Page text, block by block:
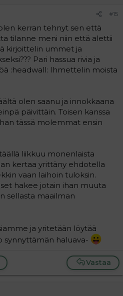
#15
kerran tehnyt sen että
tilanne meni niin että alettii
kirjoittelin ummet ja
Pari hassua rivia ja
:headwall: Ihmettelin moista
olen saanu ja innokkaana
päivittäin. Toisen kanssa
tässä molemmat ensin
liikkuu monenlaista
kertaa yrittäny ehdotella
vaan laihoin tuloksin.
hakee jotain ihan muuta
sellasta maailman
ja yritetään löytää
synnyttämän haluava-
Vastaa